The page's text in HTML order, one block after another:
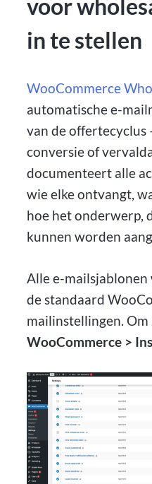
voor
in te stellen
WooCommerce
automatische e-
van de
conversie of
documenteert alle
wie elke ontvangt,
hoe het onderwerp,
kunnen worden
Alle e-
de standaard
mailinstellingen. Om
WooCommerce >